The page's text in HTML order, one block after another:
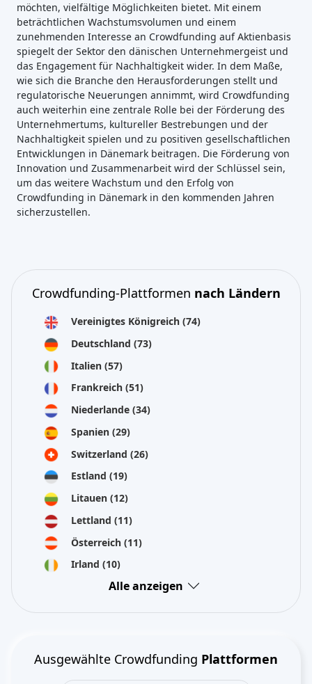
möchten, vielfältige Möglichkeiten bietet. Mit einem
beträchtlichen Wachstumsvolumen und einem
zunehmenden Interesse an Crowdfunding auf Aktienbasis
spiegelt der Sektor den dänischen Unternehmergeist und
das Engagement für Nachhaltigkeit wider. In dem Maße,
wie sich die Branche den Herausforderungen stellt und
regulatorische Neuerungen annimmt, wird Crowdfunding
auch weiterhin eine zentrale Rolle bei der Förderung des
Unternehmertums, kultureller Bestrebungen und der
Nachhaltigkeit spielen und zu positiven gesellschaftlichen
Entwicklungen in Dänemark beitragen. Die Förderung von
Innovation und Zusammenarbeit wird der Schlüssel sein,
um das weitere Wachstum und den Erfolg von
Crowdfunding in Dänemark in den kommenden Jahren
sicherzustellen.
Crowdfunding-Plattformen nach Ländern
Vereinigtes Königreich (74)
Deutschland (73)
Italien (57)
Frankreich (51)
Niederlande (34)
Spanien (29)
Switzerland (26)
Estland (19)
Litauen (12)
Lettland (11)
Österreich (11)
Irland (10)
Alle anzeigen
Ausgewählte Crowdfunding Plattformen